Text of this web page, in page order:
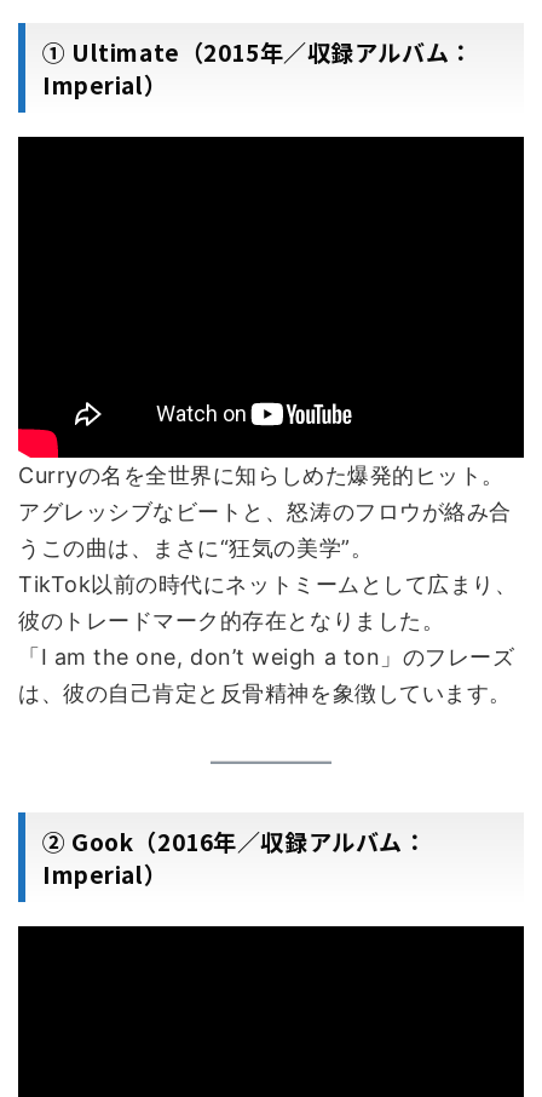
① Ultimate（2015年／収録アルバム：
Imperial）
Curryの名を全世界に知らしめた爆発的ヒット。
アグレッシブなビートと、怒涛のフロウが絡み合
うこの曲は、まさに“狂気の美学”。
TikTok以前の時代にネットミームとして広まり、
彼のトレードマーク的存在となりました。
「I am the one, don’t weigh a ton」のフレーズ
は、彼の自己肯定と反骨精神を象徴しています。
② Gook（2016年／収録アルバム：
Imperial）